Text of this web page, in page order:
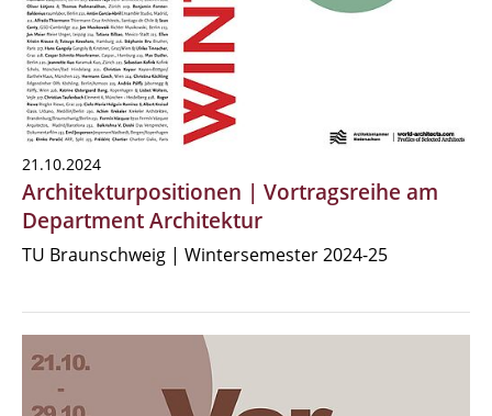
21.10.2024
Architekturpositionen | Vortragsreihe am
Department Architektur
TU Braunschweig | Wintersemester 2024-25